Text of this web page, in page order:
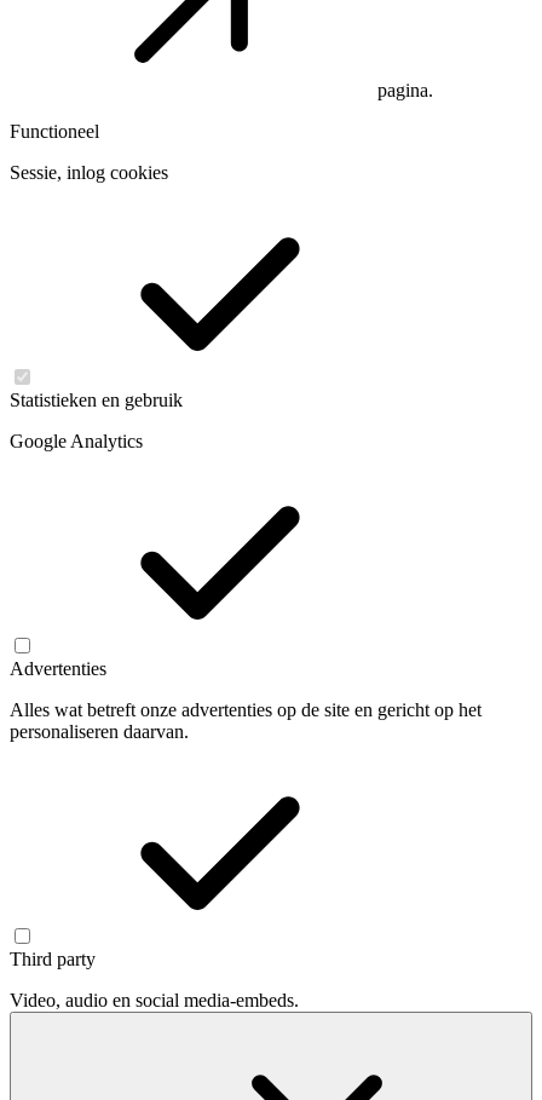
pagina.
Functioneel
Sessie, inlog cookies
Statistieken en gebruik
Google Analytics
Advertenties
Alles wat betreft onze advertenties op de site en gericht op het
personaliseren daarvan.
Third party
Video, audio en social media-embeds.